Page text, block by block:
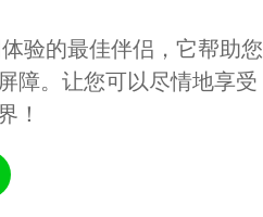
验的最佳伴侣，它帮助您
障。让您可以尽情地享受
！